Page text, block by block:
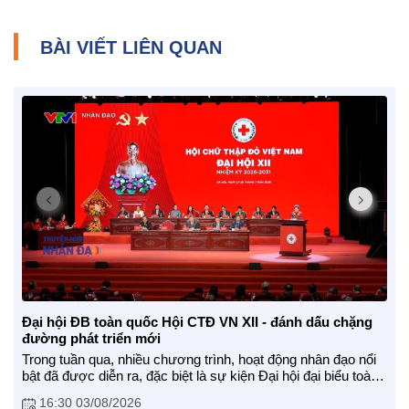
CUỘC SỐNG TƯƠI ĐẸP
Nối trọn yêu thương VTV1
Trái tim có nắng
BÀI VIẾT LIÊN QUAN
Đại hội ĐB toàn quốc Hội CTĐ VN XII - đánh dấu chặng
đường phát triển mới
Trong tuần qua, nhiều chương trình, hoạt động nhân đạo nổi
bật đã được diễn ra, đặc biệt là sự kiện Đại hội đại biểu toàn
16:30 03/08/2026